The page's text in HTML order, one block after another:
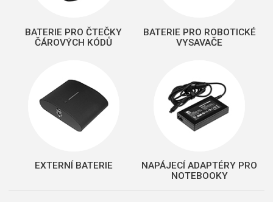
BATERIE PRO ČTEČKY
ČÁROVÝCH KÓDŮ
BATERIE PRO ROBOTICKÉ
VYSAVAČE
EXTERNÍ BATERIE
NAPÁJECÍ ADAPTÉRY PRO
NOTEBOOKY